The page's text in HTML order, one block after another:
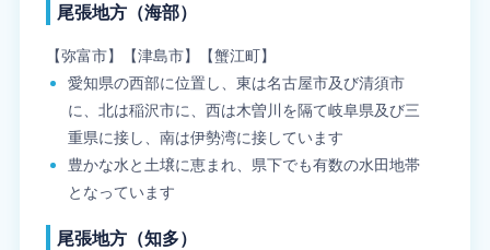
尾張地方（海部）
【弥富市】【津島市】【蟹江町】
愛知県の西部に位置し、東は名古屋市及び清須市
に、北は稲沢市に、西は木曽川を隔て岐阜県及び三
重県に接し、南は伊勢湾に接しています
豊かな水と土壌に恵まれ、県下でも有数の水田地帯
となっています
尾張地方（知多）